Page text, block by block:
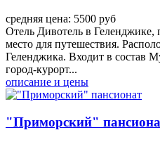
средняя цена: 5500 руб
Отель Дивотель в
место для путешествия.
Геленджика. Входит в состав
город-курорт...
описание и цены
"Приморский"